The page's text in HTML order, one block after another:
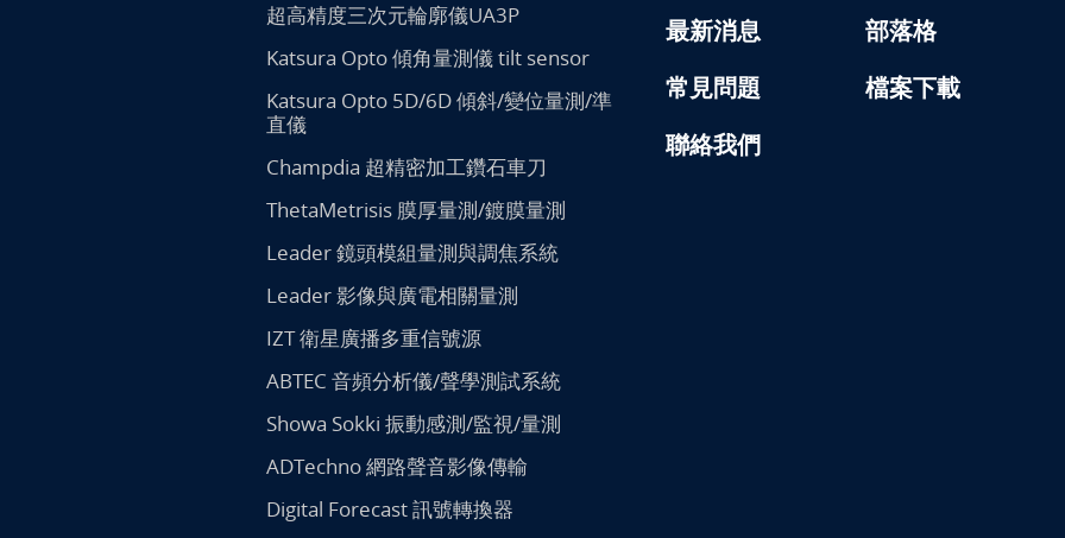
超高精度三次元輪廓儀UA3P
Katsura Opto 傾角量測儀 tilt sensor
Katsura Opto 5D/6D 傾斜/變位量測/準
直儀
Champdia 超精密加工鑽石車刀
ThetaMetrisis 膜厚量測/鍍膜量測
Leader 鏡頭模組量測與調焦系統
Leader 影像與廣電相關量測
IZT 衛星廣播多重信號源
ABTEC 音頻分析儀/聲學測試系統
Showa Sokki 振動感測/監視/量測
ADTechno 網路聲音影像傳輸
Digital Forecast 訊號轉換器
最新消息
部落格
常見問題
檔案下載
聯絡我們